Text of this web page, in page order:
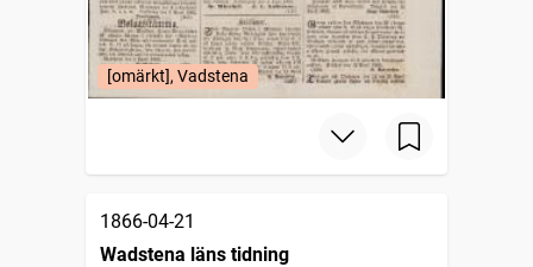
[omärkt], Vadstena
1866-04-21
Wadstena läns tidning